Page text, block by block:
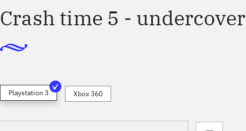
Crash time 5 - undercover
Playstation 3 Xbox 360